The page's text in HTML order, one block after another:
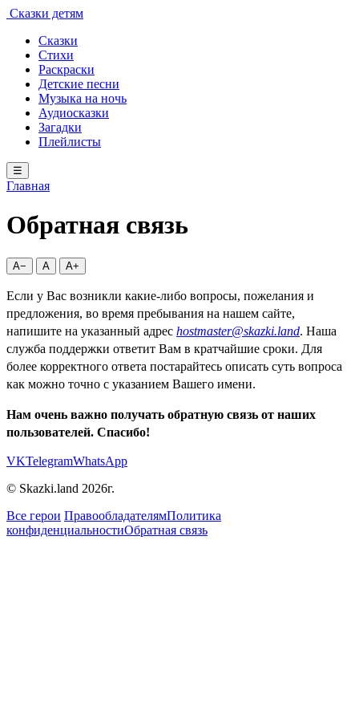
Сказки детям
Сказки
Стихи
Раскраски
Детские песни
Музыка на ночь
Аудиосказки
Загадки
Плейлисты
☰
Главная
Обратная связь
A− A A+
Если у Вас возникли какие-либо вопросы, пожелания и
предложения, во время пребывания на нашем сайте,
напишите на указанный адрес hostmaster@skazki.land. Наша
служба поддержки ответит Вам в кратчайшие сроки. Для
более корректного ответа постарайтесь описать суть вопроса
как можно точно с указанием Вашего имени.
Нам очень важно получать обратную связь от наших
пользователей. Спасибо!
VKTelegramWhatsApp
© Skazki.land 2026г.
Все герои ПравообладателямПолитика
конфиденциальностиОбратная связь